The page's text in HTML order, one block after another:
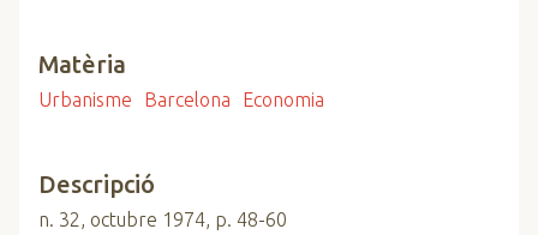
Matèria
Urbanisme Barcelona Economia
Descripció
n. 32, octubre 1974, p. 48-60